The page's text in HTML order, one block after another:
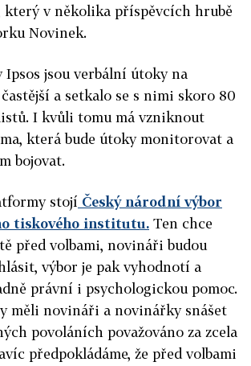
který v několika příspěvcích hrubě
Novinek.
Ipsos jsou verbální útoky na
a setkalo se s nimi skoro 80
I kvůli tomu má vzniknout
která bude útoky monitorovat a
bojovat.
stojí Český národní výbor
tiskového institutu. Ten chce
před volbami, novináři budou
výbor je pak vyhodnotí a
právní i psychologickou pomoc.
měli novináři a novinářky snášet
povoláních považováno za zcela
předpokládáme, že před volbami